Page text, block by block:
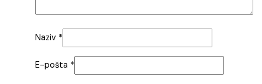
Naziv *
E-pošta *